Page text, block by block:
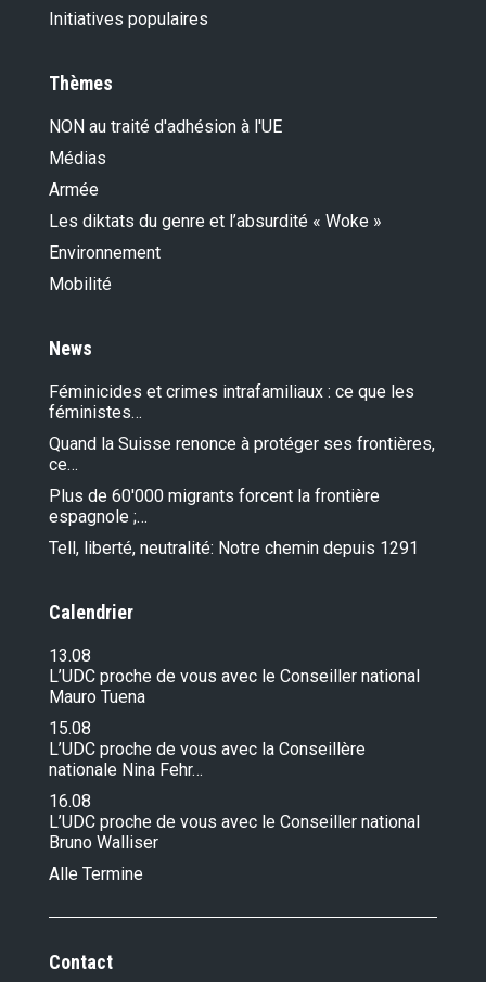
Initiatives populaires
Thèmes
NON au traité d'adhésion à l'UE
Médias
Armée
Les diktats du genre et l’absurdité « Woke »
Environnement
Mobilité
News
Féminicides et crimes intrafamiliaux : ce que les
féministes…
Quand la Suisse renonce à protéger ses frontières,
ce…
Plus de 60'000 migrants forcent la frontière
espagnole ;…
Tell, liberté, neutralité: Notre chemin depuis 1291
Calendrier
13.08
L’UDC proche de vous avec le Conseiller national
Mauro Tuena
15.08
L’UDC proche de vous avec la Conseillère
nationale Nina Fehr…
16.08
L’UDC proche de vous avec le Conseiller national
Bruno Walliser
Alle Termine
Contact